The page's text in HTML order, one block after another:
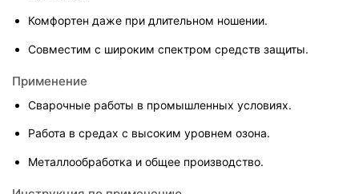
Комфортен даже при длительном ношении.
Совместим с широким спектром средств защиты.
Применение
Сварочные работы в промышленных условиях.
Работа в средах с высоким уровнем озона.
Металлообработка и общее производство.